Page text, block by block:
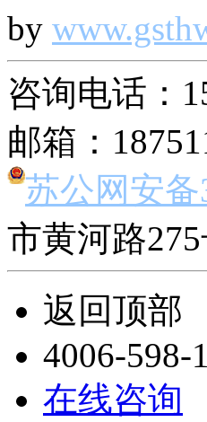
by
咨询电话：
邮箱：
苏公网安备
市黄河路
返回顶部
4006-598-
在线咨询